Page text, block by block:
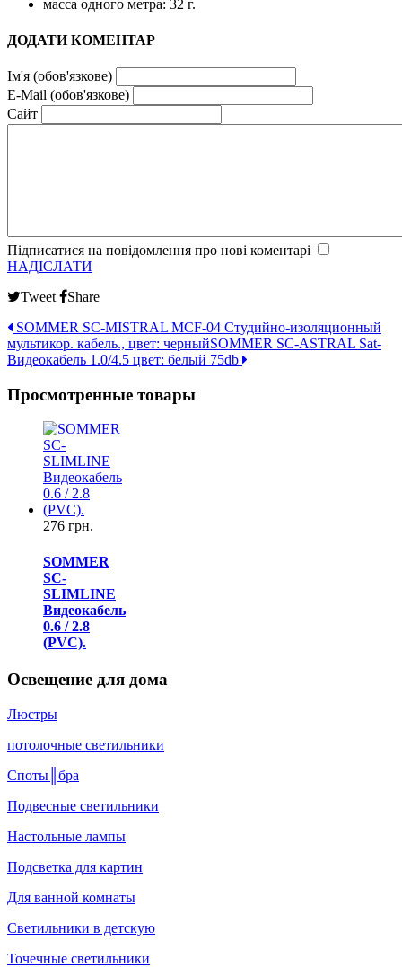
масса одного метра: 32 г.
ДОДАТИ КОМЕНТАР
Ім'я (обов'язкове)
E-Mail (обов'язкове)
Сайт
Підписатися на повідомлення про нові коментарі
НАДІСЛАТИ
Tweet
Share
SOMMER SC-MISTRAL MCF-04 Студийно-изоляционный
мультикор. кабель., цвет: черныйSOMMER SC-ASTRAL Sat-
Видеокабель 1.0/4.5 цвет: белый 75db
Просмотренные товары
276 грн.
SOMMER
SC-
SLIMLINE
Видеокабель
0.6 / 2.8
(PVC).
Освещение для дома
Люстры
потолочные светильники
Споты║бра
Подвесные светильники
Настольные лампы
Подсветка для картин
Для ванной комнаты
Светильники в детскую
Точечные светильники